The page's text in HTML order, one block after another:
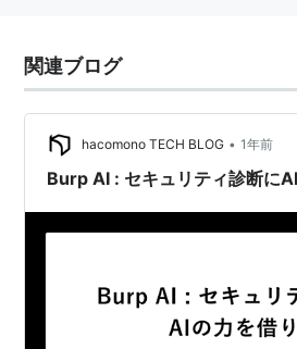
関連ブログ
hacomono TECH BLOG • 1年前
Burp AI : セキュリティ診断に